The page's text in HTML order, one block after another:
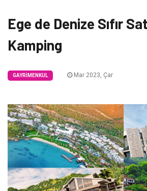
Ege de Denize Sıfır
Kamping
GAYRIMENKUL Mar 2023, Çar